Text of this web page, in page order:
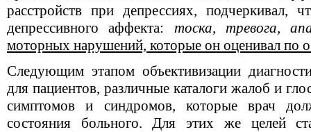
расстройств при депрессиях, подчеркивал,
депрессивного аффекта: тоска, тревога,
моторных нарушений, которые он оценивал по
Следующим этапом объективизации
для пациентов, различные каталоги жалоб и
симптомов и синдромов, которые врач
состояния больного. Для этих же целей